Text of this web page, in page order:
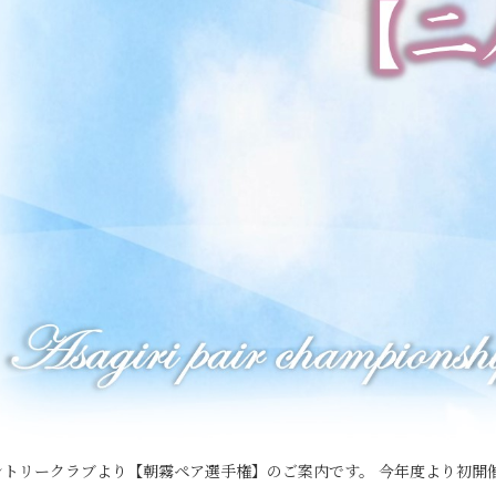
リークラブより【朝霧ペア選手権】のご案内です。 今年度より初